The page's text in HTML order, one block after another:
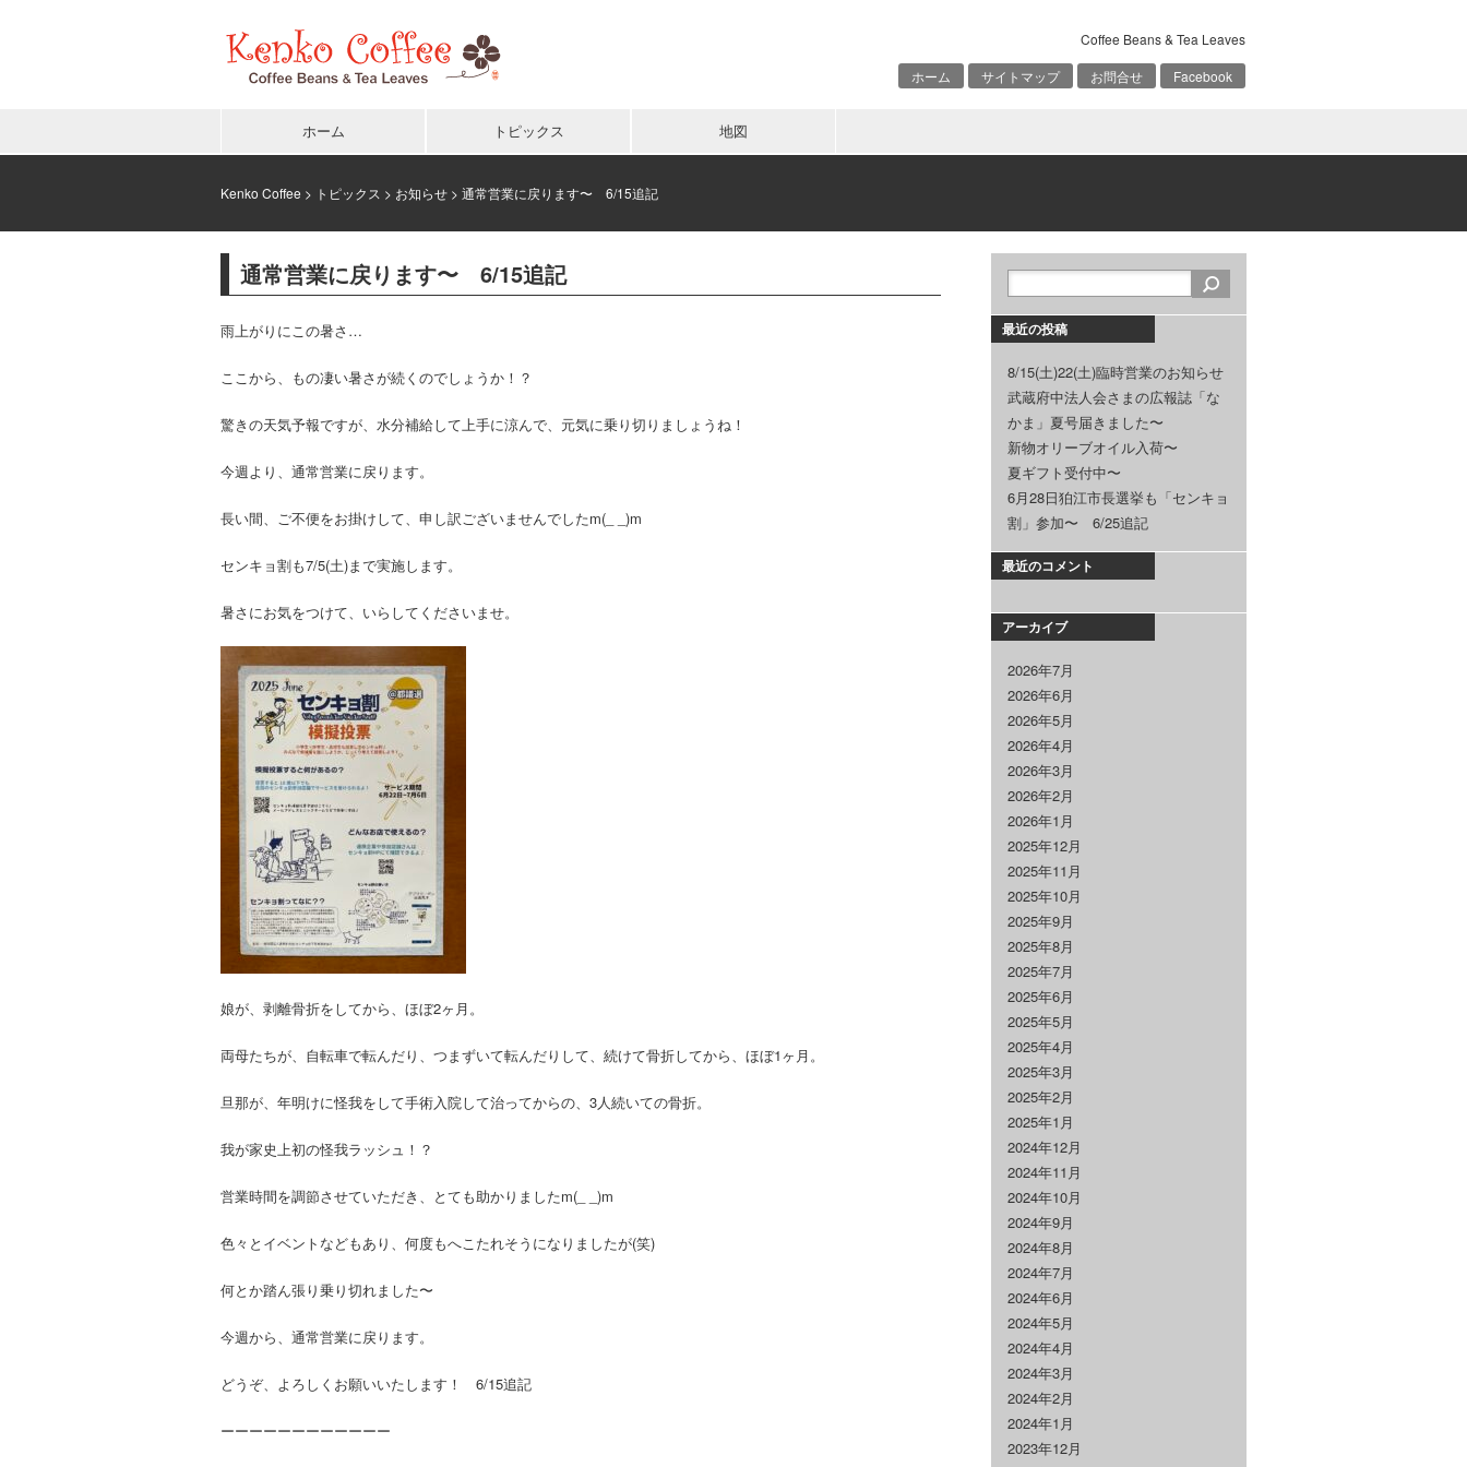
Coffee Beans & Tea Leaves
ホーム
サイトマップ お問合せ Facebook
ホーム トピックス 地図
Kenko Coffee > トピックス > お知らせ > 通常営業に戻ります〜 6/15追記
通常営業に戻ります〜 6/15追記
雨上がりにこの暑さ…
ここから、もの凄い暑さが続くのでしょうか！？
驚きの天気予報ですが、水分補給して上手に涼んで、元気に乗り切りましょうね！
今週より、通常営業に戻ります。
長い間、ご不便をお掛けして、申し訳ございませんでしたm(_ _)m
センキョ割も7/5(土)まで実施します。
暑さにお気をつけて、いらしてくださいませ。
娘が、剥離骨折をしてから、ほぼ2ヶ月。
両母たちが、自転車で転んだり、つまずいて転んだりして、続けて骨折してから、ほぼ1ヶ月。
旦那が、年明けに怪我をして手術入院して治ってからの、3人続いての骨折。
我が家史上初の怪我ラッシュ！？
営業時間を調節させていただき、とても助かりましたm(_ _)m
色々とイベントなどもあり、何度もへこたれそうになりましたが(笑)
何とか踏ん張り乗り切れました〜
今週から、通常営業に戻ります。
どうぞ、よろしくお願いいたします！ 6/15追記
ーーーーーーーーーーーー
最近の投稿
8/15(土)22(土)臨時営業のお知らせ
武蔵府中法人会さまの広報誌「な
かま」夏号届きました〜
新物オリーブオイル入荷〜
夏ギフト受付中〜
6月28日狛江市長選挙も「センキョ
割」参加〜 6/25追記
最近のコメント
アーカイブ
2026年7月
2026年6月
2026年5月
2026年4月
2026年3月
2026年2月
2026年1月
2025年12月
2025年11月
2025年10月
2025年9月
2025年8月
2025年7月
2025年6月
2025年5月
2025年4月
2025年3月
2025年2月
2025年1月
2024年12月
2024年11月
2024年10月
2024年9月
2024年8月
2024年7月
2024年6月
2024年5月
2024年4月
2024年3月
2024年2月
2024年1月
2023年12月